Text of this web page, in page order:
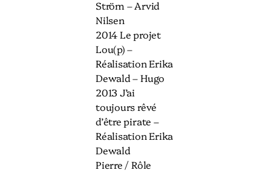
Ström – Arvid
Nilsen
2014 Le projet
Lou(p) –
Réalisation Erika
Dewald – Hugo
2013 J’ai
toujours rêvé
d’être pirate –
Réalisation Erika
Dewald
Pierre / Rôle